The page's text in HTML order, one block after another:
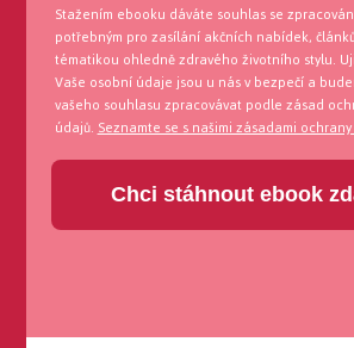
Stažením ebooku dáváte souhlas se
potřebným pro zasílání akčních nabídek,
tématikou ohledně zdravého životního stylu.
Vaše osobní údaje jsou u nás v bezpečí a
vašeho souhlasu zpracovávat podle zásad
údajů.Seznamte se s našimi zásadami
Chci stáhnout ebook